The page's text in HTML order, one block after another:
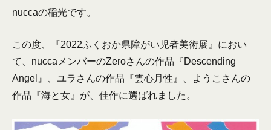
nuccaの稲光です。
この度、『2022ふくおか県障がい児者美術展』におい
て、nuccaメンバーのZeroさんの作品『Descending
Angel』、ユラさんの作品『雲心月性』、ようこさんの
作品『海と女』が、佳作に選ばれました。